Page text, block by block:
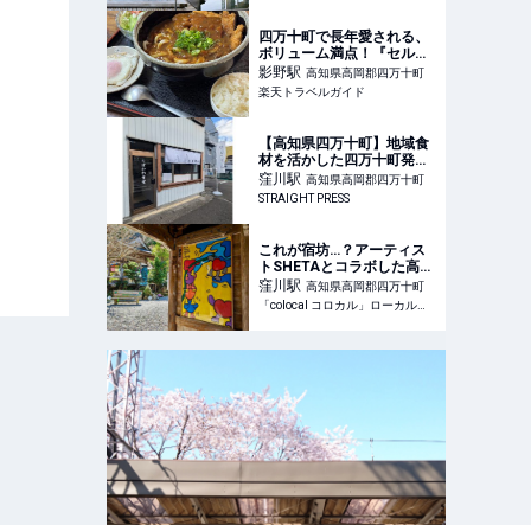
四万十町で長年愛される、
ボリューム満点！『セルフ
自家製うどん なかむらや』
【楽天トラベル】
影野駅 高知県高岡郡四万十町
楽天トラベルガイド
【高知県四万十町】地域食
材を活かした四万十町発の
やきそば専門店「くぼかわ
食堂」がオープン
窪川駅 高知県高岡郡四万十町
STRAIGHT PRESS
これが宿坊…？アーティス
トSHETAとコラボした高知
のお寺がキュートすぎる！
窪川駅 高知県高岡郡四万十町
「colocal コロカル」ローカルを学ぶ・暮らす・旅する